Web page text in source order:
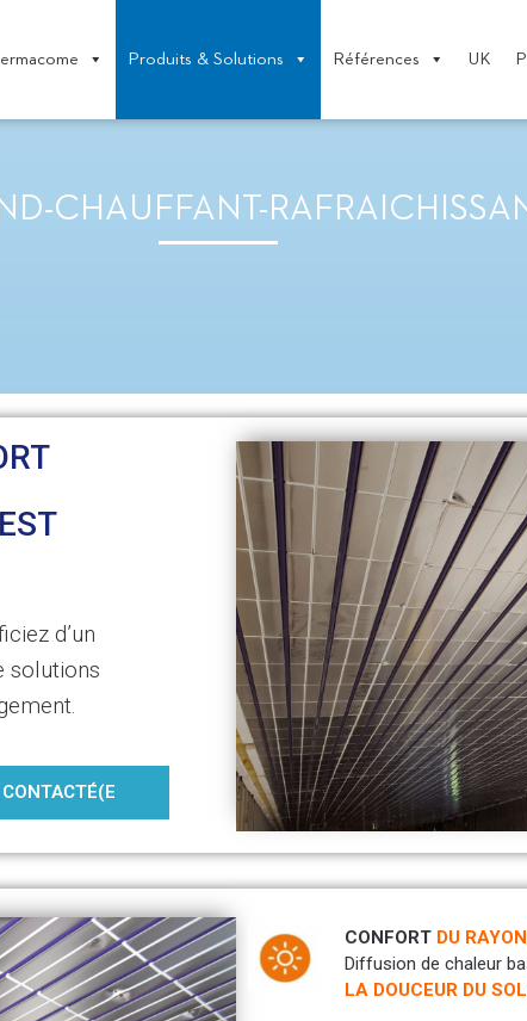
Produits & Solutions Références UK
CHAUFFANT-
d’un
solutions
CONFORT DU
Diffusion de chaleur
LA DOUCEUR DU